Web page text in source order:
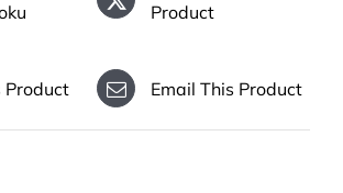
Product
Product Email This Product